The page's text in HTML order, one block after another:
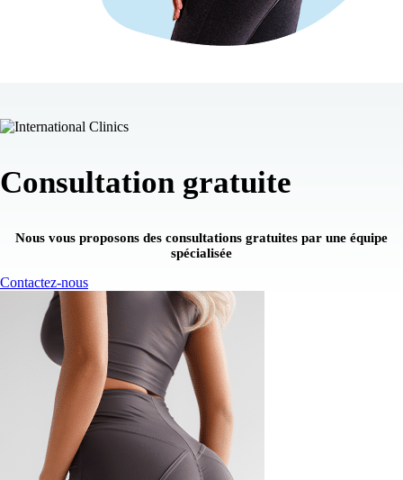
Consultation gratuite
Nous vous proposons des consultations gratuites par une équipe
spécialisée
Contactez-nous